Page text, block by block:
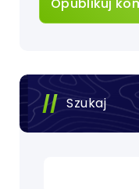
Szukaj